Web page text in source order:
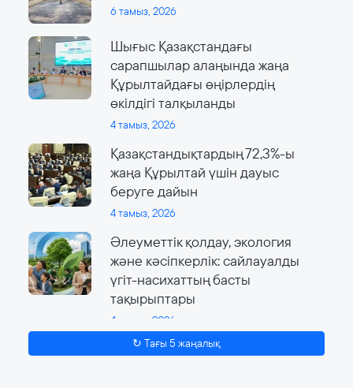
6 тамыз, 2026
Шығыс Қазақстандағы
сарапшылар алаңында жаңа
Құрылтайдағы өңірлердің
өкілдігі талқыланды
4 тамыз, 2026
Қазақстандықтардың 72,3%-ы
жаңа Құрылтай үшін дауыс
беруге дайын
4 тамыз, 2026
Әлеуметтік қолдау, экология
және кәсіпкерлік: сайлауалды
үгіт-насихаттың басты
тақырыптары
4 тамыз, 2026
↻ Тағы 5 жаңалық